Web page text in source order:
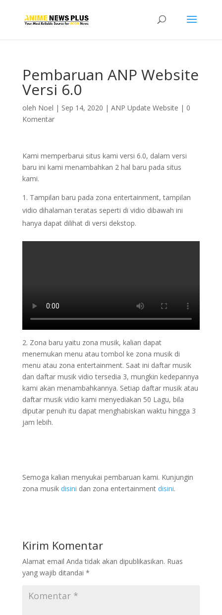
Pembaruan ANP Website
Versi 6.0
oleh Noel | Sep 14, 2020 | ANP Update Website | 0
Komentar
Kami memperbarui situs kami versi 6.0, dalam versi
baru ini kami menambahkan 2 hal baru pada situs
kami.
Tampilan baru pada zona entertainment, tampilan
vidio dihalaman teratas seperti di vidio dibawah ini
hanya dapat dilihat di versi dekstop.
2. Zona baru yaitu zona musik, kalian dapat
menemukan menu atau tombol ke zona musik di
menu atau zona entertainment. Saat ini daftar musik
dan daftar musik vidio tersedia 3, mungkin kedepannya
kami akan menambahkannya. Setiap daftar musik atau
daftar musik vidio kami menyediakan 50 Lagu, bila
diputar penuh itu dapat menghabiskan waktu hingga 3
jam lebih.
Semoga kalian menyukai pembaruan kami. Kunjungin
zona musik disini dan zona entertainmentdisini.
Kirim Komentar
Alamat email Anda tidak akan dipublikasikan. Ruas
yang wajib ditandai *